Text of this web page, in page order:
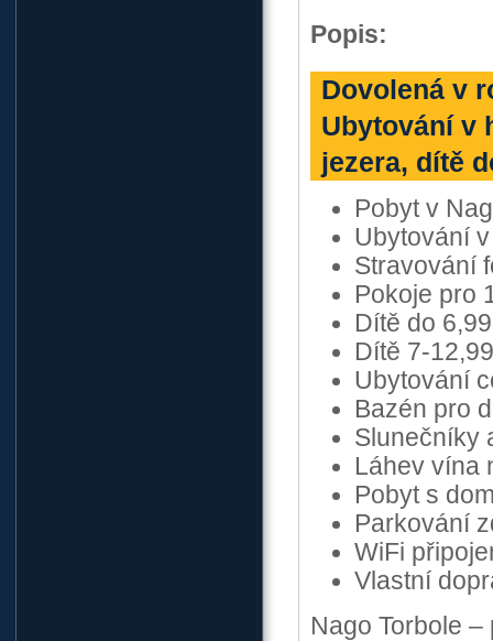
Popis:
Dovolená v
Ubytování v
jezera, dítě
Pobyt v
Ubytování
Stravování
Pokoje pro
Dítě do
Dítě 7-
Ubytování
Bazén pro
Slunečníky
Láhev vína
Pobyt s
Parkování
WiFi
Vlastní
Nago Torbole